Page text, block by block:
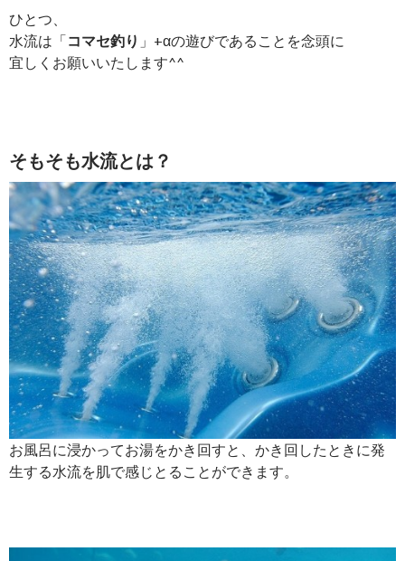
ひとつ、
水流は「コマセ釣り 」+αの遊びであることを念頭に
宜しくお願いいたします^^
そもそも水流とは？
お風呂に浸かってお湯をかき回すと、かき回したときに発
生する水流を肌で感じとることができます。